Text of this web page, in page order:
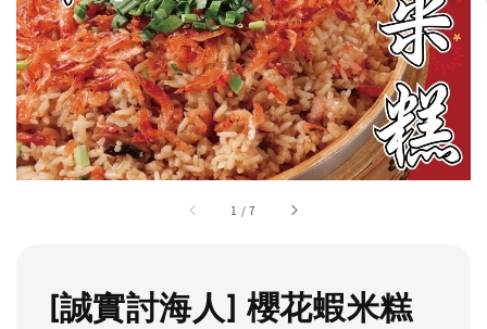
1 /7
[誠實討海人] 櫻花蝦米糕